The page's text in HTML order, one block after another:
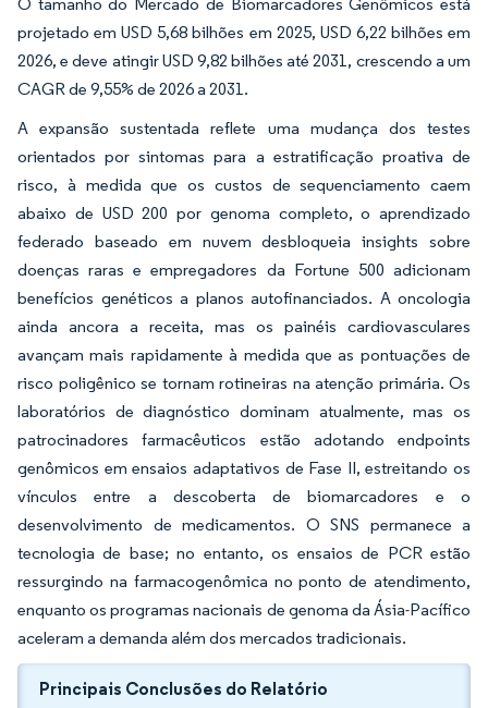
projetado em USD 5,68 bilhões em 2025, USD 6,22 bilhões em
2026, e deve atingir USD 9,82 bilhões até 2031, crescendo a um
CAGR de 9,55% de 2026 a 2031.
A expansão sustentada reflete uma mudança dos testes
orientados por sintomas para a estratificação proativa de
risco, à medida que os custos de sequenciamento caem
abaixo de USD 200 por genoma completo, o aprendizado
federado baseado em nuvem desbloqueia insights sobre
doenças raras e empregadores da Fortune 500 adicionam
benefícios genéticos a planos autofinanciados. A oncologia
ainda ancora a receita, mas os painéis cardiovasculares
avançam mais rapidamente à medida que as pontuações de
risco poligênico se tornam rotineiras na atenção primária. Os
laboratórios de diagnóstico dominam atualmente, mas os
patrocinadores farmacêuticos estão adotando endpoints
genômicos em ensaios adaptativos de Fase II, estreitando os
vínculos entre a descoberta de biomarcadores e o
desenvolvimento de medicamentos. O SNS permanece a
tecnologia de base; no entanto, os ensaios de PCR estão
ressurgindo na farmacogenômica no ponto de atendimento,
enquanto os programas nacionais de genoma da Ásia-Pacífico
aceleram a demanda além dos mercados tradicionais.
Principais Conclusões do Relatório